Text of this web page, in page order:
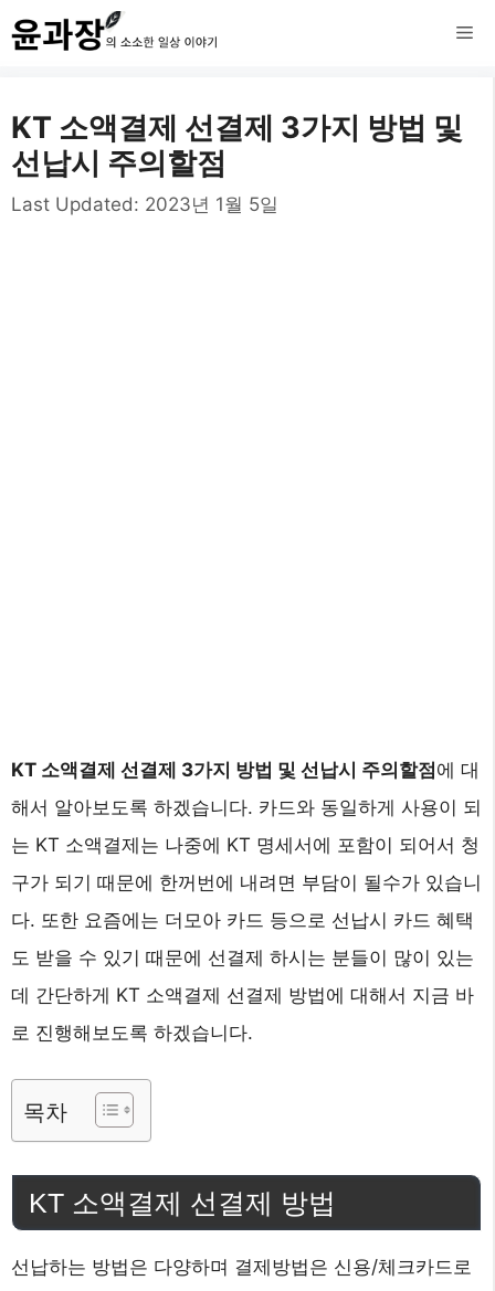
컨
텐
로
건
너
메
KT 소액결제 선결제 3가지 방법 및
선납시 주의할점
Last Updated: 2023년 1월 5일
KT 소액결제 선결제 3가지 방법 및 선납시 주의할점에 대
해서 알아보도록 하겠습니다. 카드와 동일하게 사용이 되
는 KT 소액결제는 나중에 KT 명세서에 포함이 되어서 청
구가 되기 때문에 한꺼번에 내려면 부담이 될수가 있습니
다. 또한 요즘에는 더모아 카드 등으로 선납시 카드 혜택
도 받을 수 있기 때문에 선결제 하시는 분들이 많이 있는
데 간단하게 KT 소액결제 선결제 방법에 대해서 지금 바
로 진행해보도록 하겠습니다.
목차
KT 소액결제 선결제 방법
선납하는 방법은 다양하며 결제방법은 신용/체크카드로